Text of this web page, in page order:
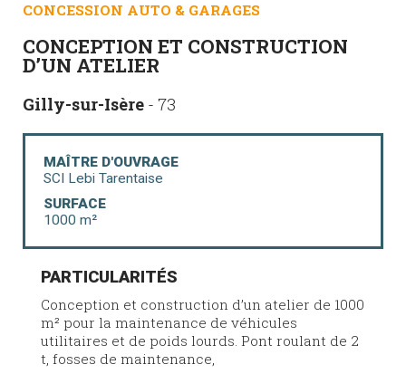
CONCESSION AUTO & GARAGES
CONCEPTION ET CONSTRUCTION
D’UN ATELIER
Gilly-sur-Isère - 73
MAÎTRE D'OUVRAGE
SCI Lebi Tarentaise
SURFACE
1000 m²
PARTICULARITÉS
Conception et construction d’un atelier de 1000
m² pour la maintenance de véhicules
utilitaires et de poids lourds. Pont roulant de 2
t, fosses de maintenance,